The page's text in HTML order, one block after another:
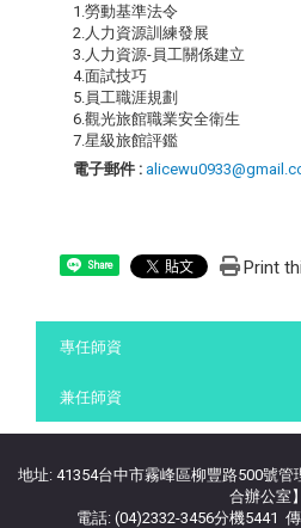
1.勞動基準法令
2.人力資源訓練發展
3.人力資源-員工關係建立
4.面試技巧
5.員工職涯規劃
6.觀光旅館職業安全衛生
7.星級旅館評鑑
電子郵件 :
Share Print
專任師資
兼任師資
地址: 41354台中市霧峰區柳豐路500號
合辦公室】
電話: (04)2332-3456分機5441